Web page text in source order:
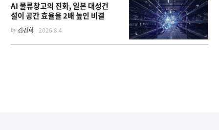
AI 물류창고의 진화, 일본 대성건
설이 공간 효율을 2배 높인 비결
by 김경희 2026.8.4